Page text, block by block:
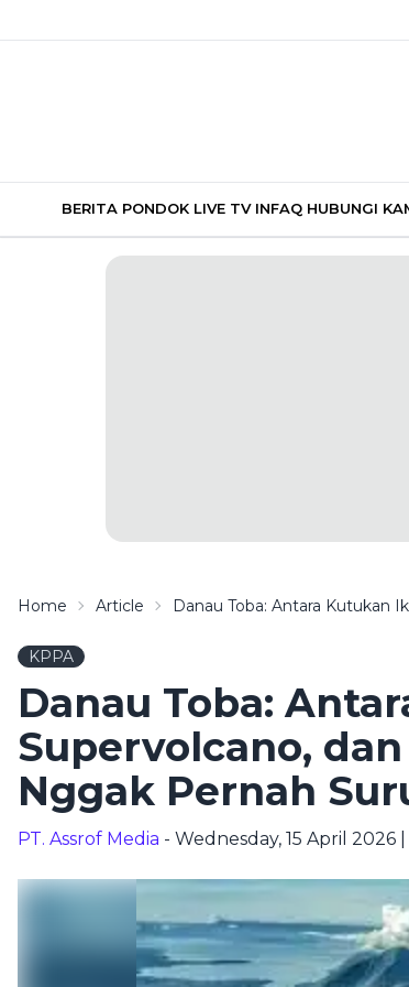
BERITA PONDOK LIVE TV INFAQ HUBUNGI
Home Article Danau Toba: Antara Kutukan
KPPA
Danau Toba:
Supervolcano,
Nggak Pernah
PT. Assrof Media - Wednesday, 15 April 2026 |